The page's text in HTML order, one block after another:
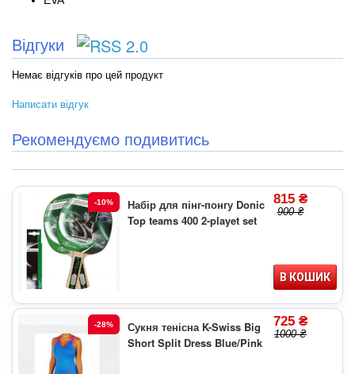
Відгуки
Немає відгуків про цей продукт
Написати відгук
Рекомендуємо подивитись
-10%
Набір для пінг-понгу Donic
Top teams 400 2-playet set
815 ₴
900 ₴
В КОШИК
-28%
Сукня тенісна K-Swiss Big
Short Split Dress Blue/Pink
725 ₴
1000 ₴